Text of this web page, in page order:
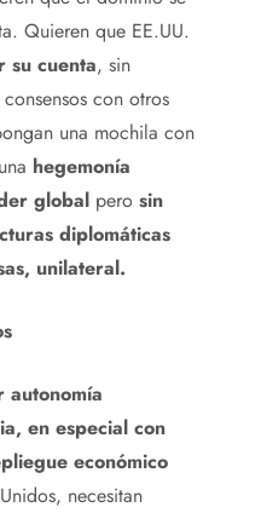
Quieren que EE.UU.
su cuenta, sin
con otros
una mochila con
hegemonía
global pero sin
diplomáticas
unilateral.
autonomía
en especial con
económico
necesitan